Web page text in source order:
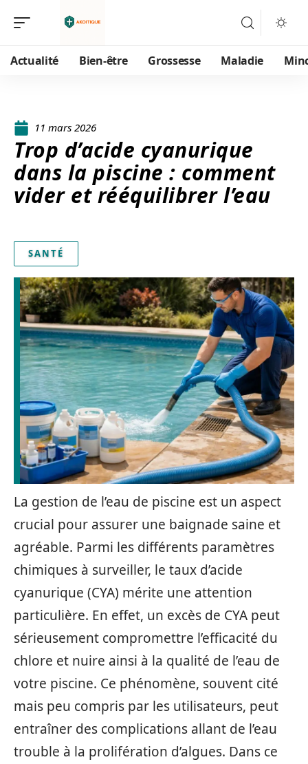
Actualité Bien-être Grossesse Maladie
11 mars 2026
Trop d’acide cyanurique
dans la piscine : comment
vider et rééquilibrer l’eau
SANTÉ
La gestion de l’eau de piscine est un aspect
crucial pour assurer une baignade saine et
agréable. Parmi les différents paramètres
chimiques à surveiller, le taux d’acide
cyanurique (CYA) mérite une attention
particulière. En effet, un excès de CYA peut
sérieusement compromettre l’efficacité du
chlore et nuire ainsi à la qualité de l’eau de
votre piscine. Ce phénomène, souvent cité
mais peu compris par les utilisateurs, peut
entraîner des complications allant de l’eau
trouble à la prolifération d’algues. Dans ce